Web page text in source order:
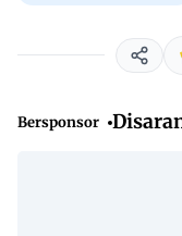
Bersponsor